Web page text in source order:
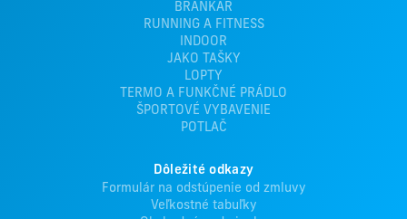
BRANKÁR
RUNNING A FITNESS
INDOOR
JAKO TAŠKY
LOPTY
TERMO A FUNKČNÉ PRÁDLO
ŠPORTOVÉ VYBAVENIE
POTLAČ
Dôležité odkazy
Formulár na odstúpenie od zmluvy
Veľkostné tabuľky